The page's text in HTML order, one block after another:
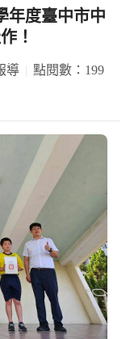
年度臺中市中
！
導
點閱數：199